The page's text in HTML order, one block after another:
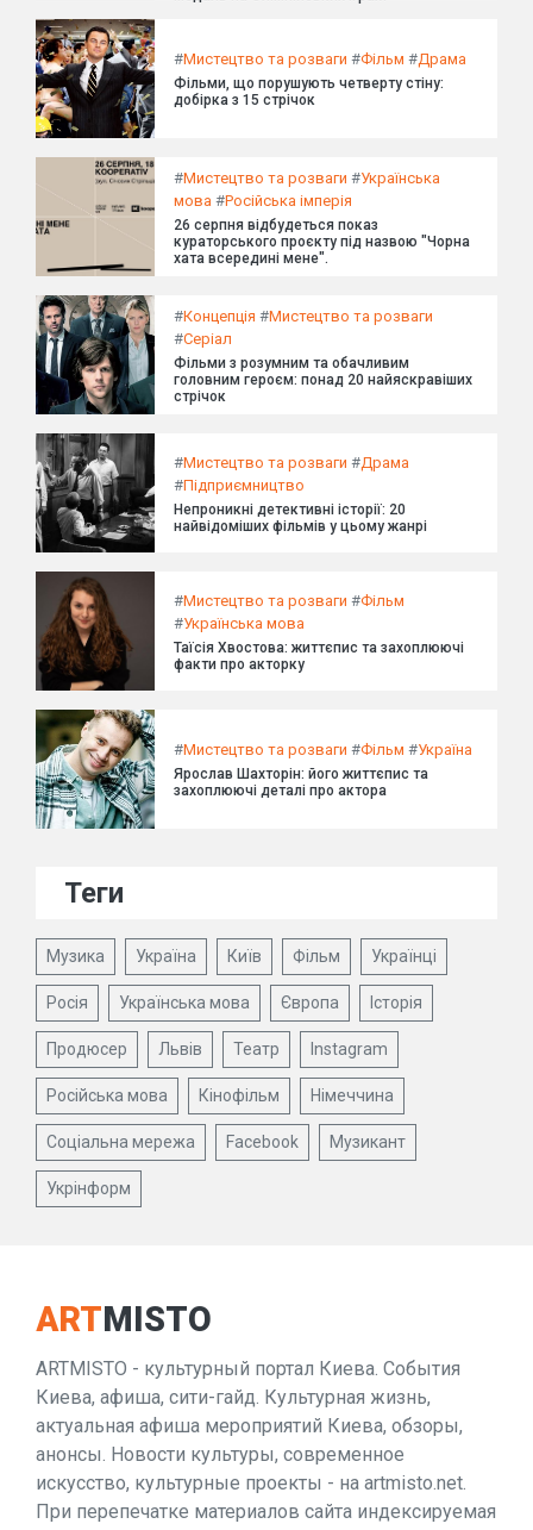
#Мистецтво та розваги #Фільм #Драма
Фільми, що порушують четверту стіну:
добірка з 15 стрічок
#Мистецтво та розваги #Українська
мова #Російська імперія
26 серпня відбудеться показ
кураторського проєкту під назвою "Чорна
хата всередині мене".
#Концепція #Мистецтво та розваги
#Серіал
Фільми з розумним та обачливим
головним героєм: понад 20 найяскравіших
стрічок
#Мистецтво та розваги #Драма
#Підприємництво
Непроникні детективні історії: 20
найвідоміших фільмів у цьому жанрі
#Мистецтво та розваги #Фільм
#Українська мова
Таїсія Хвостова: життєпис та захоплюючі
факти про акторку
#Мистецтво та розваги #Фільм #Україна
Ярослав Шахторін: його життєпис та
захоплюючі деталі про актора
Теги
Музика Україна Київ Фільм Українці
Росія Українська мова Європа Історія
Продюсер Львів Театр Instagram
Російська мова Кінофільм Німеччина
Соціальна мережа Facebook Музикант
Укрінформ
ARTMISTO
ARTMISTO - культурный портал Киева. События
Киева, афиша, сити-гайд. Культурная жизнь,
актуальная афиша мероприятий Киева, обзоры,
анонсы. Новости культуры, современное
искусство, культурные проекты - на artmisto.net.
При перепечатке материалов сайта индексируемая